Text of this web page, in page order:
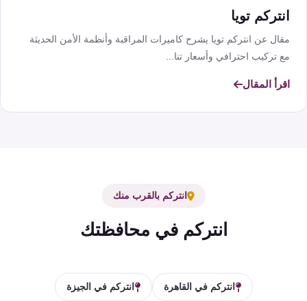
انتركم تويا
مقال عن انتركم تويا يشرح كاميرات المراقبة وأنظمة الأمن الحديثة
مع تركيب احترافي وأسعار تنا...
اقرأ المقال
انتركم بالقرب منك
انتركم في محافظتك
انتركم في القاهرة انتركم في الجيزة